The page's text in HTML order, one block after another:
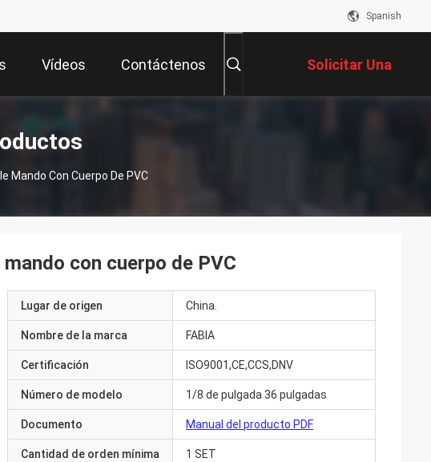
Spanish
Vídeos Contáctenos Solicitar Una
Cotización
Mando Con Cuerpo De PVC
con cuerpo de PVC
Lugar de origen China.
Nombre de la marca FABIA
Certificación ISO9001,CE,CCS,DNV
Número de modelo 1/8 de pulgada 36 pulgadas
Documento Manual del producto PDF
Cantidad de orden mínima 1 SET